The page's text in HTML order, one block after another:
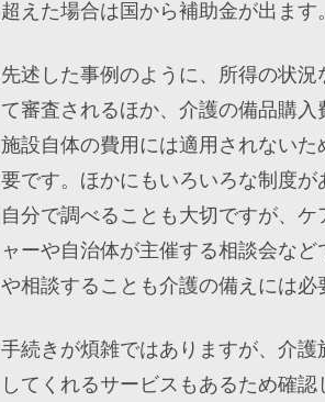
超えた場合は国から補助金が出ます。
先述した事例のように、所得の状況
て審査されるほか、介護の備品購入
施設自体の費用には適用されないた
要です。ほかにもいろいろな制度が
自分で調べることも大切ですが、ケ
ャーや自治体が主催する相談会など
や相談することも介護の備えには必
手続きが煩雑ではありますが、介護
してくれるサービスもあるため確認